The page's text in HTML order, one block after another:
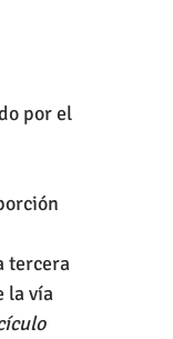
por el
tercera
la vía